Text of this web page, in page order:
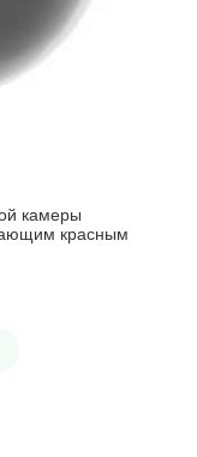
камеры
красным